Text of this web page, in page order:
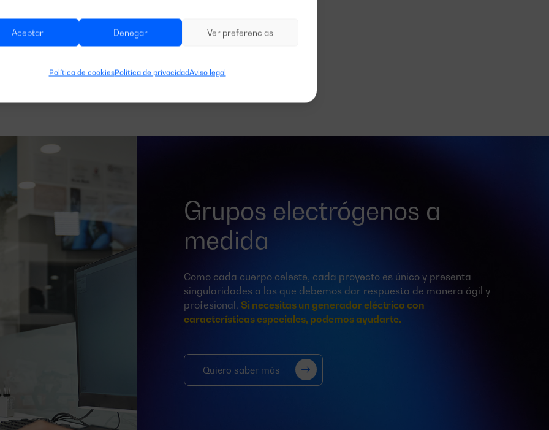
Aceptar Denegar Ver preferencias
Política de cookiesPolítica de privacidadAviso legal
Grupos electrógenos a
medida
Como cada cuerpo celeste, cada proyecto es único y presenta
singularidades a las que debemos dar respuesta de manera ágil y
profesional. Si necesitas un generador eléctrico con
características especiales, podemos ayudarte.
Quiero saber más